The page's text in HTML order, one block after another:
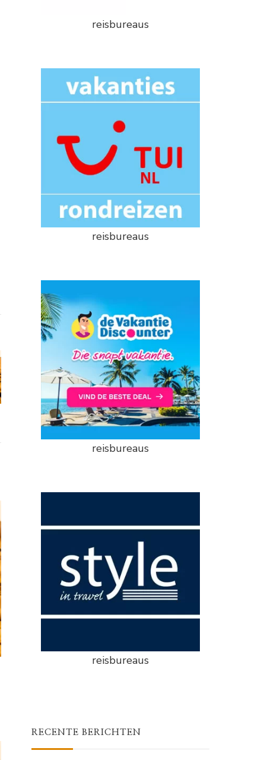
reisbureaus
reisbureaus
reisbureaus
reisbureaus
RECENTE BERICHTEN